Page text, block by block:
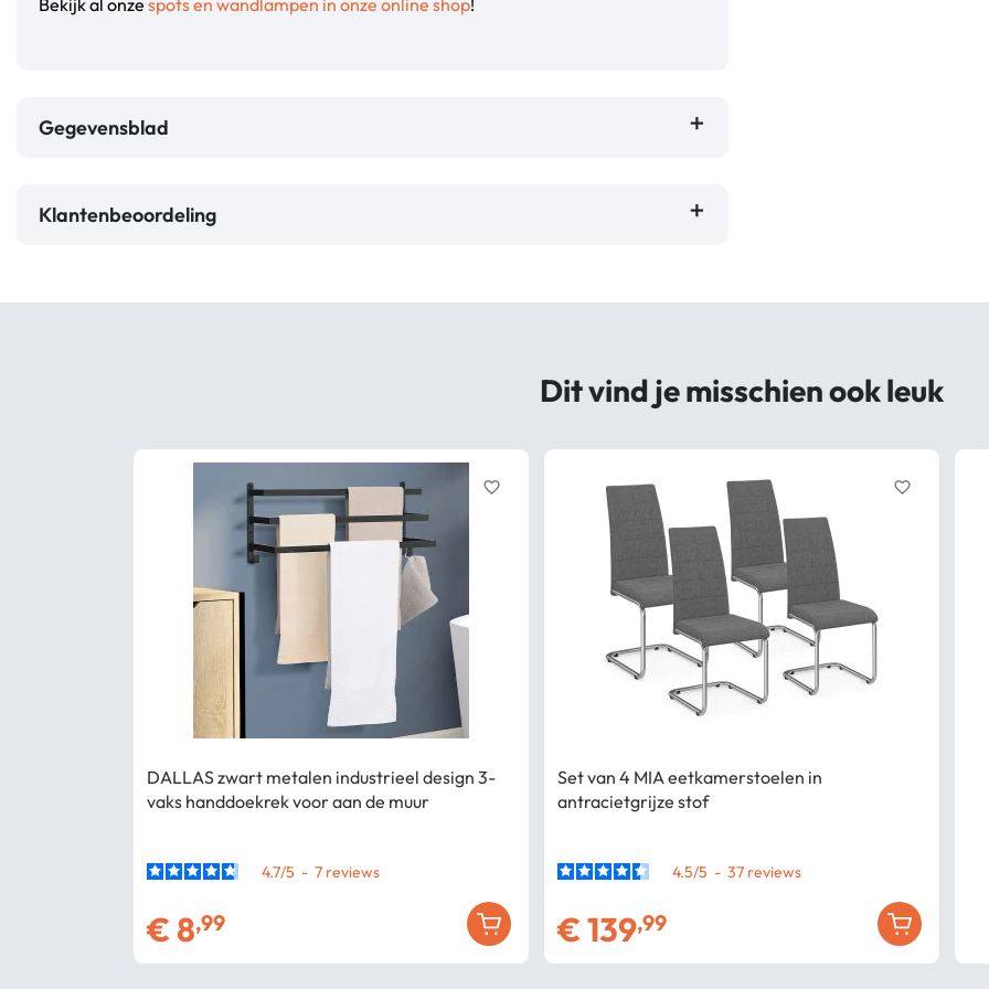
Gegevensblad
Klantenbeoordeling
Dit vind je misschien ook leuk
DALLAS zwart metalen industrieel design 3-
vaks handdoekrek voor aan de muur
4.7/5 - 7
€8,99
favorite_border
Set van 4 MIA eetkamerstoelen in
antracietgrijze stof
4.5/5 - 37
€139,99
favorite_border